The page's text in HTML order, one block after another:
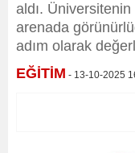
aldı. Üniversitenin
arenada
adım olarak
EĞİTİM - 13-10-2025